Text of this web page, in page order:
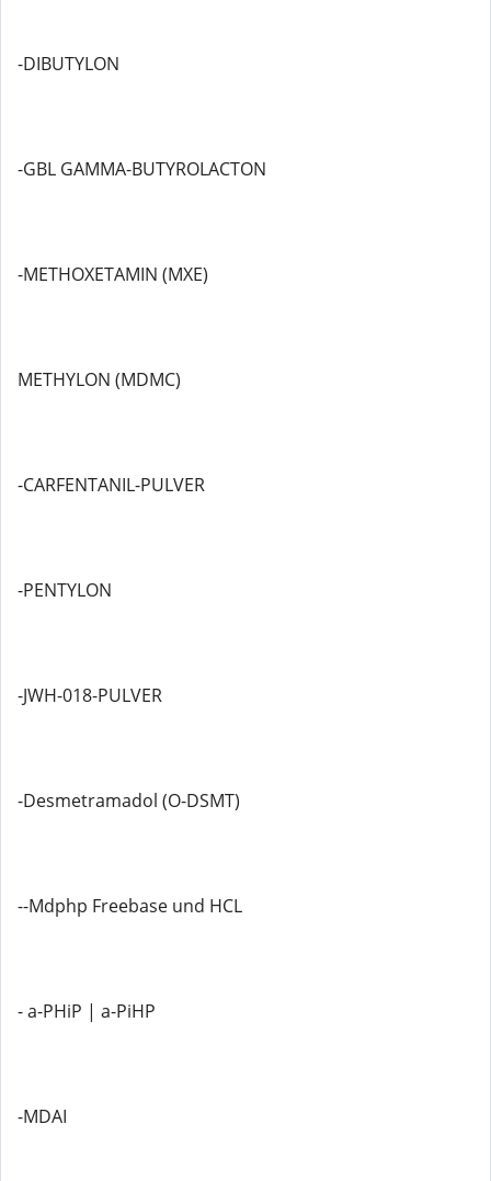
-DIBUTYLON
-GBL GAMMA-BUTYROLACTON
-METHOXETAMIN (MXE)
METHYLON (MDMC)
-CARFENTANIL-PULVER
-PENTYLON
-JWH-018-PULVER
-Desmetramadol (O-DSMT)
--Mdphp Freebase und HCL
- a-PHiP | a-PiHP
-MDAI